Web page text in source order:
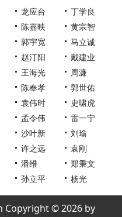
龙应台
丁学良
陈嘉映
黄宗智
郭宇宽
马立诚
赵汀阳
戴建业
王海光
周濂
陈奉孝
郭世佑
袁伟时
史啸虎
孟令伟
雷一宁
沙叶新
刘瑜
许之远
袁刚
潘维
郑秉文
孙立平 杨光
Copyright © 2026 by